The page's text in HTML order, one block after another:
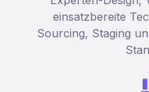
einsatzbereite
Sourcing, Staging